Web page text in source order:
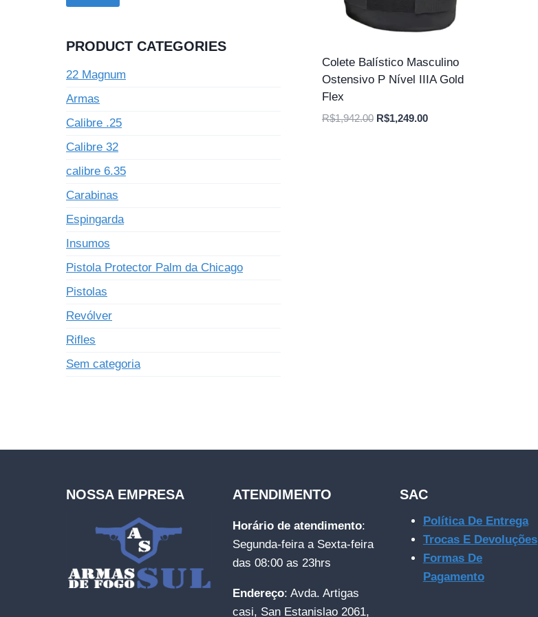
Colete Balístico Masculino
Ostensivo P Nível IIIA Gold
Flex
R$1,942.00 O
R$1,249.00O
PRODUCT CATEGORIES
22 Magnum
Armas
Calibre .25
Calibre 32
calibre 6.35
Carabinas
Espingarda
Insumos
Pistola Protector Palm da Chicago
Pistolas
Revólver
Rifles
Sem categoria
NOSSA EMPRESA ATENDIMENTO
Horário de atendimento:
Segunda-feira a Sexta-feira
das 08:00 as 23hrs
Endereço: Avda. Artigas
casi, San Estanislao 2061,
SAC
Política De Entrega
Trocas E Devoluções
Formas De
Pagamento